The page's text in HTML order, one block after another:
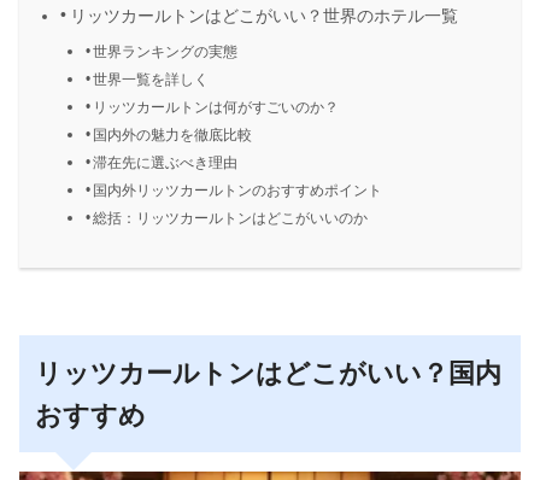
リッツカールトンはどこがいい？世界のホテル一覧
世界ランキングの実態
世界一覧を詳しく
リッツカールトンは何がすごいのか？
国内外の魅力を徹底比較
滞在先に選ぶべき理由
国内外リッツカールトンのおすすめポイント
総括：リッツカールトンはどこがいいのか
リッツカールトンはどこがいい？国内
おすすめ